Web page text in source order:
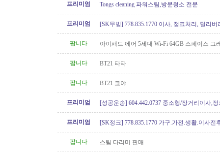
프리미엄 Tongs cleaning 파워스팀,방문청소 전문
프리미엄 [SK무빙] 778.835.1770 이사, 정크처리, 딜리버
팝니다
아이패드 에어 5세대 Wi-Fi 64GB 스페이스 그
팝니다
BT21 타타
팝니다 BT21 코야
프리미엄
[성공운송] 604.442.0737 중소형/장거리이사,
프리미엄
[SK정크] 778.835.1770 가구.가전.생활.이사전
팝니다 스팀 다리미 판매